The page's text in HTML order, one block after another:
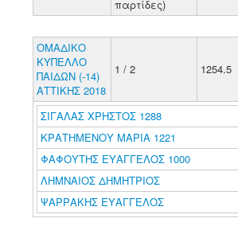
παρτίδες)
ΟΜΑΔΙΚΟ
ΚΥΠΕΛΛΟ
ΠΑΙΔΩΝ (-14)
ΑΤΤΙΚΗΣ 2018
1 / 2 1254.5
ΣΙΓΑΛΑΣ ΧΡΗΣΤΟΣ 1288
ΚΡΑΤΗΜΕΝΟΥ ΜΑΡΙΑ 1221
ΦΑΦΟΥΤΗΣ ΕΥΑΓΓΕΛΟΣ 1000
ΛΗΜΝΑΙΟΣ ΔΗΜΗΤΡΙΟΣ
ΨΑΡΡΑΚΗΣ ΕΥΑΓΓΕΛΟΣ